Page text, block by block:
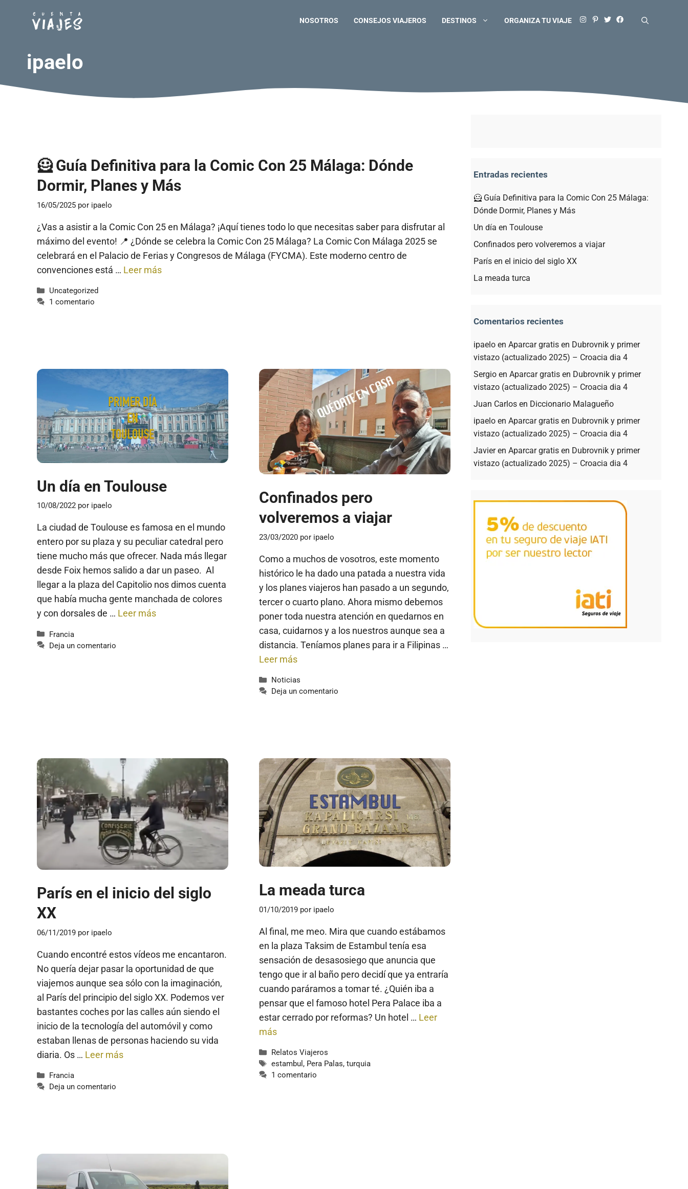
NOSOTROS CONSEJOS VIAJEROS DESTINOS ORGANIZA TU VIAJE
ipaelo
🦸 Guía Definitiva para la Comic Con 25 Málaga: Dónde
Dormir, Planes y Más
16/05/2025 por ipaelo
¿Vas a asistir a la Comic Con 25 en Málaga? ¡Aquí tienes todo lo que necesitas saber para disfrutar al
máximo del evento! 📍 ¿Dónde se celebra la Comic Con 25 Málaga? La Comic Con Málaga 2025 se
celebrará en el Palacio de Ferias y Congresos de Málaga (FYCMA). Este moderno centro de
convenciones está … Leer más
Categorías
Uncategorized
1 comentario
Un día en Toulouse
10/08/2022 por ipaelo
La ciudad de Toulouse es famosa en el mundo
entero por su plaza y su peculiar catedral pero
tiene mucho más que ofrecer. Nada más llegar
desde Foix hemos salido a dar un paseo. Al
llegar a la plaza del Capitolio nos dimos cuenta
que había mucha gente manchada de colores
y con dorsales de … Leer más
Categorías
Francia
Deja un comentario
Confinados pero
volveremos a viajar
23/03/2020 por ipaelo
Como a muchos de vosotros, este momento
histórico le ha dado una patada a nuestra vida
y los planes viajeros han pasado a un segundo,
tercer o cuarto plano. Ahora mismo debemos
poner toda nuestra atención en quedarnos en
casa, cuidarnos y a los nuestros aunque sea a
distancia. Teníamos planes para ir a Filipinas …
Leer más
Categorías
Noticias
Deja un comentario
París en el inicio del siglo
XX
06/11/2019 por ipaelo
Cuando encontré estos vídeos me encantaron.
No quería dejar pasar la oportunidad de que
viajemos aunque sea sólo con la imaginación,
al París del principio del siglo XX. Podemos ver
bastantes coches por las calles aún siendo el
inicio de la tecnología del automóvil y como
estaban llenas de personas haciendo su vida
diaria. Os … Leer más
Categorías
Francia
Deja un comentario
La meada turca
01/10/2019 por ipaelo
Al final, me meo. Mira que cuando estábamos
en la plaza Taksim de Estambul tenía esa
sensación de desasosiego que anuncia que
tengo que ir al baño pero decidí que ya entraría
cuando paráramos a tomar té. ¿Quién iba a
pensar que el famoso hotel Pera Palace iba a
estar cerrado por reformas? Un hotel … Leer
más
Categorías
Relatos Viajeros
Etiquetas
estambul , Pera Palas,turquia
1 comentario
Entradas recientes
🦸 Guía Definitiva para la Comic Con 25 Málaga:
Dónde Dormir, Planes y Más
Un día en Toulouse
Confinados pero volveremos a viajar
París en el inicio del siglo XX
La meada turca
Comentarios recientes
ipaelo en Aparcar gratis en Dubrovnik y primer
vistazo (actualizado 2025) – Croacia dia 4
Sergio en Aparcar gratis en Dubrovnik y primer
vistazo (actualizado 2025) – Croacia dia 4
Juan Carlos en Diccionario Malagueño
ipaelo en Aparcar gratis en Dubrovnik y primer
vistazo (actualizado 2025) – Croacia dia 4
Javieren Aparcar gratis en Dubrovnik y primer
vistazo (actualizado 2025) – Croacia dia 4